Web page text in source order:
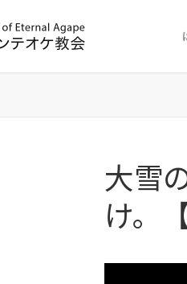
大雪
け。